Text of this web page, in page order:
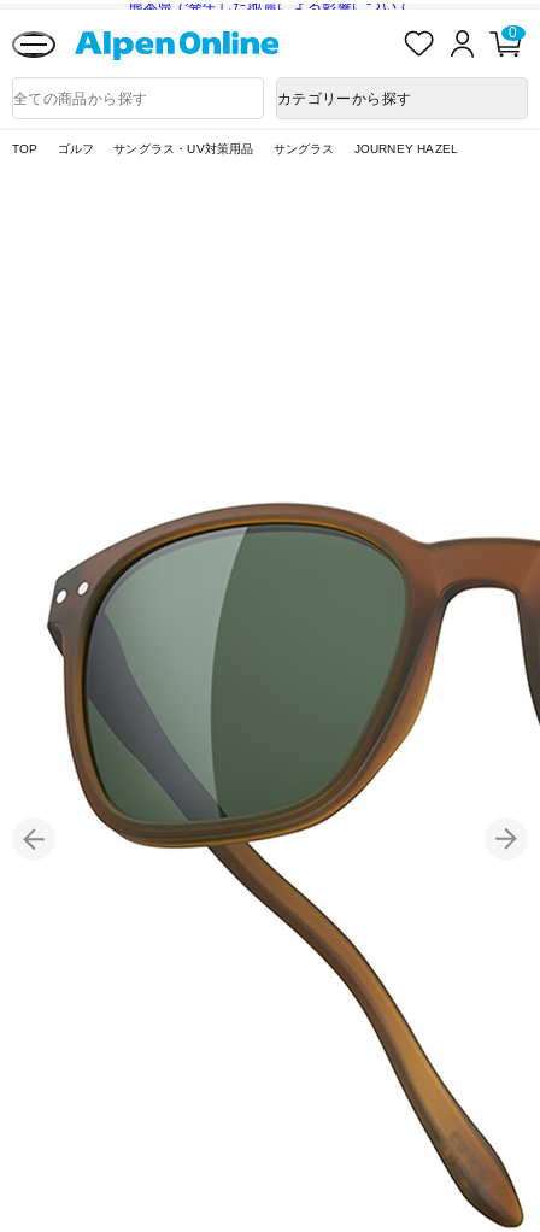
熊本県で発生した地震による影響について
入
ロ
ン
0
品
検
カテゴリーから探す
TOP ゴルフ サングラス・UV対策用品 サングラス JOURNEY HAZEL